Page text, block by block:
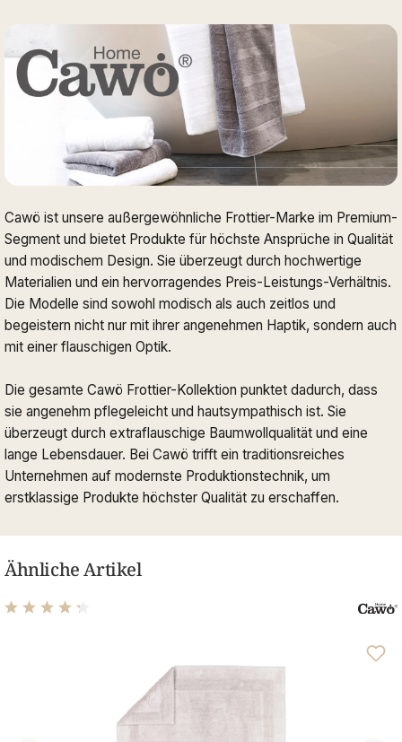
Cawö ist unsere außergewöhnliche Frottier-Marke im Premium-
Segment und bietet Produkte für höchste Ansprüche in Qualität
und modischem Design. Sie überzeugt durch hochwertige
Materialien und ein hervorragendes Preis-Leistungs-Verhältnis.
Die Modelle sind sowohl modisch als auch zeitlos und
begeistern nicht nur mit ihrer angenehmen Haptik, sondern auch
mit einer flauschigen Optik.
Die gesamte Cawö Frottier-Kollektion punktet dadurch, dass
sie angenehm pflegeleicht und hautsympathisch ist. Sie
überzeugt durch extraflauschige Baumwollqualität und eine
lange Lebensdauer. Bei Cawö trifft ein traditionsreiches
Unternehmen auf modernste Produktionstechnik, um
erstklassige Produkte höchster Qualität zu erschaffen.
Ähnliche Artikel